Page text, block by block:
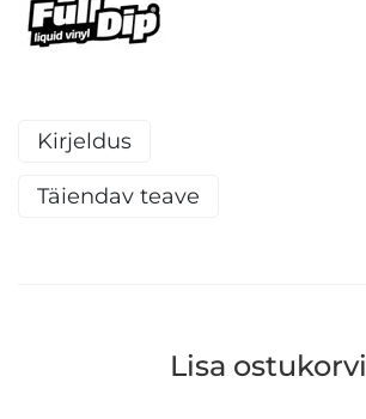
Kirjeldus
Täiendav teave
Lisa ostukorvi